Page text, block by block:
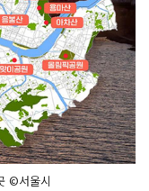
©서울시